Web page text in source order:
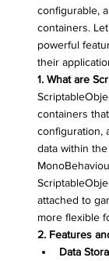
configurable,
containers.
powerful
their
1. What are
containers
configuration,
data within
attached to
more flexible
2. Features
Data